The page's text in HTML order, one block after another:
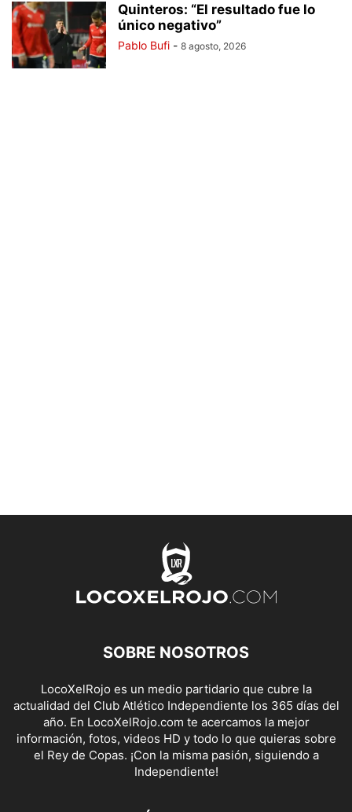
Quinteros: “El resultado fue lo
único negativo”
Pablo Bufi - 8 agosto, 2026
SOBRE NOSOTROS
LocoXelRojo es un medio partidario que cubre la
actualidad del Club Atlético Independiente los 365 días del
año. En LocoXelRojo.com te acercamos la mejor
información, fotos, videos HD y todo lo que quieras sobre
el Rey de Copas. ¡Con la misma pasión, siguiendo a
Independiente!